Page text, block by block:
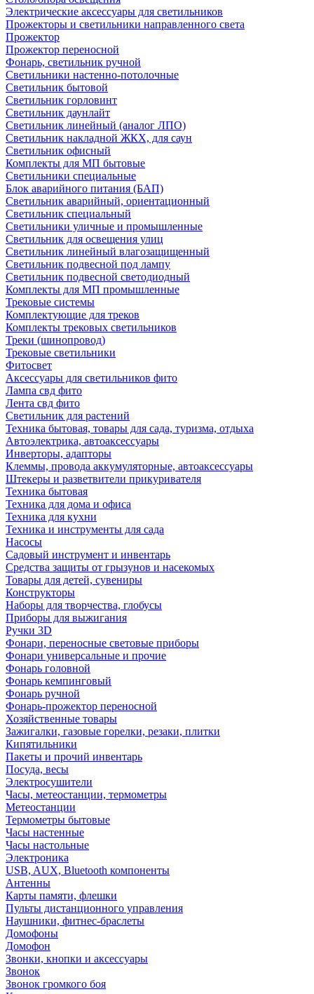
Электрические аксессуары для светильников
Прожекторы и светильники направленного света
Прожектор
Прожектор переносной
Фонарь, светильник ручной
Светильники настенно-потолочные
Светильник бытовой
Светильник горловинт
Светильник даунлайт
Светильник линейный (аналог ЛПО)
Светильник накладной ЖКХ, для саун
Светильник офисный
Комплекты для МП бытовые
Светильники специальные
Блок аварийного питания (БАП)
Светильник аварийный, ориентационный
Светильник специальный
Светильники уличные и промышленные
Светильник для освещения улиц
Светильник линейный влагозащищенный
Светильник подвесной под лампу
Светильник подвесной светодиодный
Комплекты для МП промышленные
Трековые системы
Комплектующие для треков
Комплекты трековых светильников
Треки (шинопровод)
Трековые светильники
Фитосвет
Аксессуары для светильников фито
Лампа свд фито
Лента свд фито
Светильник для растений
Техника бытовая, товары для сада, туризма, отдыха
Автоэлектрика, автоаксессуары
Инверторы, адапторы
Клеммы, провода аккумуляторные, автоаксессуары
Штекеры и разветвители прикуривателя
Техника бытовая
Техника для дома и офиса
Техника для кухни
Техника и инструменты для сада
Насосы
Садовый инструмент и инвентарь
Средства защиты от грызунов и насекомых
Товары для детей, сувениры
Конструкторы
Наборы для творчества, глобусы
Приборы для выжигания
Ручки 3D
Фонари, переносные световые приборы
Фонари универсальные и прочие
Фонарь головной
Фонарь кемпинговый
Фонарь ручной
Фонарь-прожектор переносной
Хозяйственные товары
Зажигалки, газовые горелки, резаки, плитки
Кипятильники
Пакеты и прочий инвентарь
Посуда, весы
Электросушители
Часы, метеостанции, термометры
Метеостанции
Термометры бытовые
Часы настенные
Часы настольные
Электроника
USB, AUX, Bluetooth компоненты
Антенны
Карты памяти, флешки
Пульты дистанционного управления
Наушники, фитнес-браслеты
Домофоны
Домофон
Звонки, кнопки и аксессуары
Звонок
Звонок громкого боя